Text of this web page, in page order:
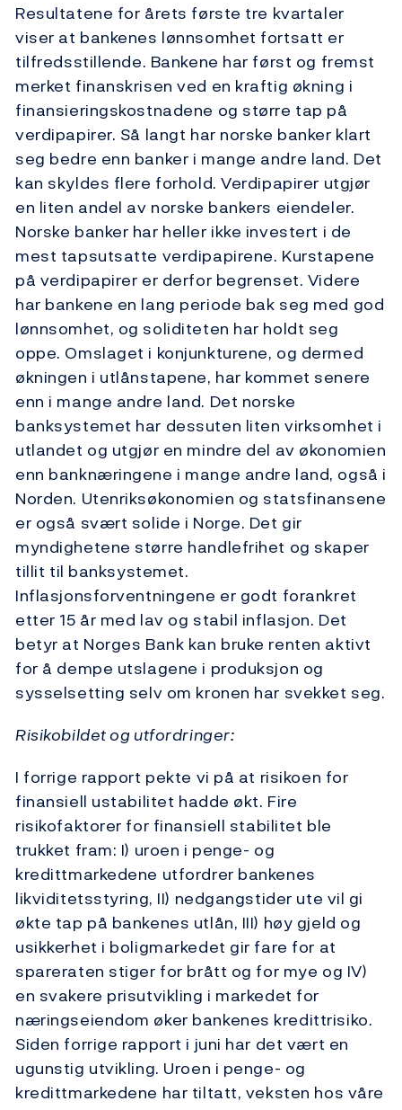
Resultatene for årets første tre kvartaler
viser at bankenes lønnsomhet fortsatt er
tilfredsstillende. Bankene har først og fremst
merket finanskrisen ved en kraftig økning i
finansieringskostnadene og større tap på
verdipapirer. Så langt har norske banker klart
seg bedre enn banker i mange andre land. Det
kan skyldes flere forhold. Verdipapirer utgjør
en liten andel av norske bankers eiendeler.
Norske banker har heller ikke investert i de
mest tapsutsatte verdipapirene. Kurstapene
på verdipapirer er derfor begrenset. Videre
har bankene en lang periode bak seg med god
lønnsomhet, og soliditeten har holdt seg
oppe. Omslaget i konjunkturene, og dermed
økningen i utlånstapene, har kommet senere
enn i mange andre land. Det norske
banksystemet har dessuten liten virksomhet i
utlandet og utgjør en mindre del av økonomien
enn banknæringene i mange andre land, også i
Norden. Utenriksøkonomien og statsfinansene
er også svært solide i Norge. Det gir
myndighetene større handlefrihet og skaper
tillit til banksystemet.
Inflasjonsforventningene er godt forankret
etter 15 år med lav og stabil inflasjon. Det
betyr at Norges Bank kan bruke renten aktivt
for å dempe utslagene i produksjon og
sysselsetting selv om kronen har svekket seg.
Risikobildet og utfordringer:
I forrige rapport pekte vi på at risikoen for
finansiell ustabilitet hadde økt. Fire
risikofaktorer for finansiell stabilitet ble
trukket fram: I) uroen i penge- og
kredittmarkedene utfordrer bankenes
likviditetsstyring, II) nedgangstider ute vil gi
økte tap på bankenes utlån, III) høy gjeld og
usikkerhet i boligmarkedet gir fare for at
spareraten stiger for brått og for mye og IV)
en svakere prisutvikling i markedet for
næringseiendom øker bankenes kredittrisiko.
Siden forrige rapport i juni har det vært en
ugunstig utvikling. Uroen i penge- og
kredittmarkedene har tiltatt, veksten hos våre